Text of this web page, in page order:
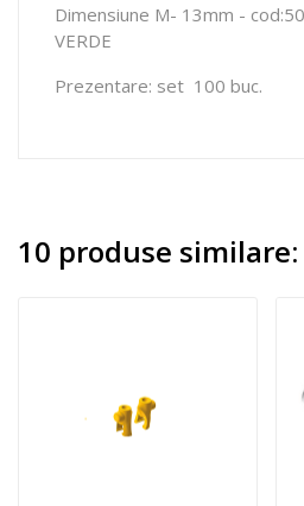
Dimensiune M- 13mm -
VERDE
Prezentare: set 100 buc.
10 produse similare: